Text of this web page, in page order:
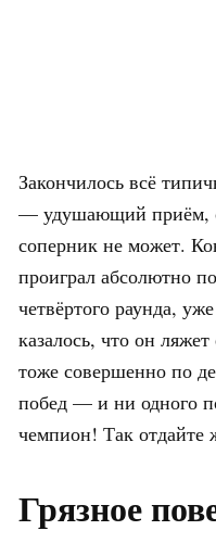
Закончилось всё
— удушающий приём,
соперник не может.
проиграл абсолютно
четвёртого раунда,
казалось, что он
тоже совершенно по
побед — и ни одного
чемпион! Так отдайте
Грязное